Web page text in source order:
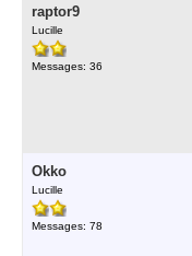
raptor9
Lucille
Messages: 36
Okko
Lucille
Messages: 78